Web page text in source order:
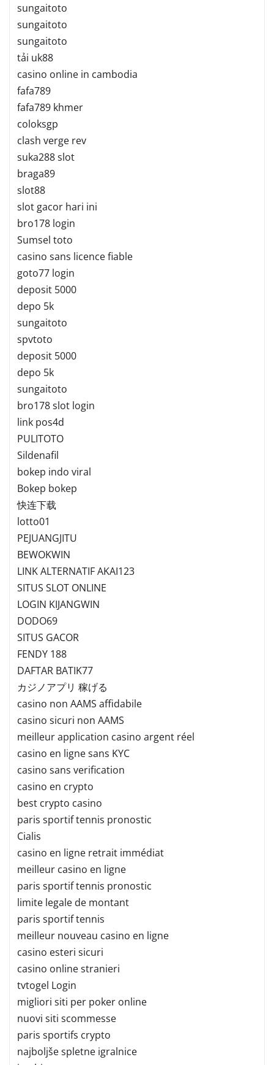
sungaitoto
sungaitoto
sungaitoto
tải uk88
casino online in cambodia
fafa789
fafa789 khmer
coloksgp
clash verge rev
suka288 slot
braga89
slot88
slot gacor hari ini
bro178 login
Sumsel toto
casino sans licence fiable
goto77 login
deposit 5000
depo 5k
sungaitoto
spvtoto
deposit 5000
depo 5k
sungaitoto
bro178 slot login
link pos4d
PULITOTO
Sildenafil
bokep indo viral
Bokep bokep
快连下载
lotto01
PEJUANGJITU
BEWOKWIN
LINK ALTERNATIF AKAI123
SITUS SLOT ONLINE
LOGIN KIJANGWIN
DODO69
SITUS GACOR
FENDY 188
DAFTAR BATIK77
カジノアプリ 稼げる
casino non AAMS affidabile
casino sicuri non AAMS
meilleur application casino argent réel
casino en ligne sans KYC
casino sans verification
casino en crypto
best crypto casino
paris sportif tennis pronostic
Cialis
casino en ligne retrait immédiat
meilleur casino en ligne
paris sportif tennis pronostic
limite legale de montant
paris sportif tennis
meilleur nouveau casino en ligne
casino esteri sicuri
casino online stranieri
tvtogel Login
migliori siti per poker online
nuovi siti scommesse
paris sportifs crypto
najboljše spletne igralnice